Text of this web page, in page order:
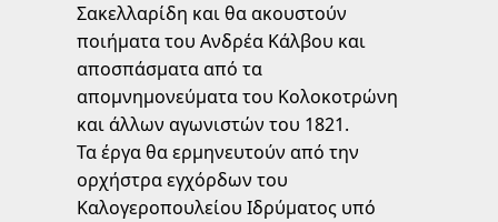
Σακελλαρίδη και θα ακουστούν
ποιήματα του Ανδρέα Κάλβου και
αποσπάσματα από τα
απομνημονεύματα του Κολοκοτρώνη
και άλλων αγωνιστών του 1821.
Τα έργα θα ερμηνευτούν από την
ορχήστρα εγχόρδων του
Καλογεροπουλείου Ιδρύματος υπό